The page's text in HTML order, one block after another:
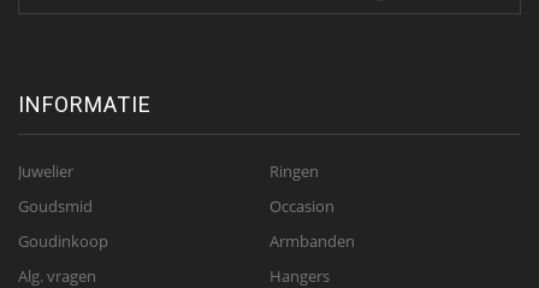
INFORMATIE
Juwelier
Goudsmid
Goudinkoop
Alg. vragen
Ringen
Occasion
Armbanden
Hangers